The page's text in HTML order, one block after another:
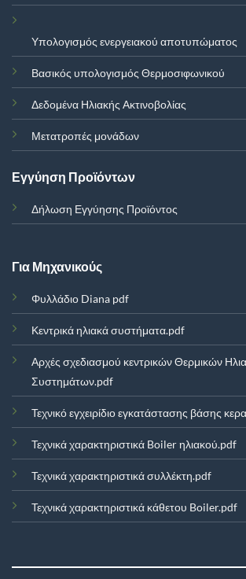
Υπολογισμός ενεργειακού αποτυπώματος
Βασικός υπολογισμός Θερμοσιφωνικού
Δεδομένα Ηλιακής Ακτινοβολίας
Μετατροπές μονάδων
Εγγύηση Προϊόντων
Δήλωση Εγγύησης Προϊόντος
Για Μηχανικούς
Φυλλάδιο Diana pdf
Κεντρικά ηλιακά συστήματα.pdf
Αρχές σχεδιασμού κεντρικών Θερμικών
Συστημάτων.pdf
Τεχνικό εγχειρίδιο εγκατάστασης βάσης
Τεχνικά χαρακτηριστικά Boiler ηλιακού.pdf
Τεχνικά χαρακτηριστικά συλλέκτη.pdf
Τεχνικά χαρακτηριστικά κάθετου Boiler.pdf